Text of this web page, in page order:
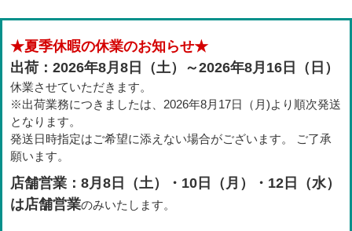
★夏季休暇の休業のお知らせ★
出荷：2026年8月8日（土）～2026年8月16日（日）
休業させていただきます。
※出荷業務につきましたは、2026年8月17日（月)より順次発送
となります。
発送日時指定はご希望に添えない場合がございます。 ご了承
願います。
店舗営業：8月8日（土）・10日（月）・12日（水）
は店舗営業のみいたします。